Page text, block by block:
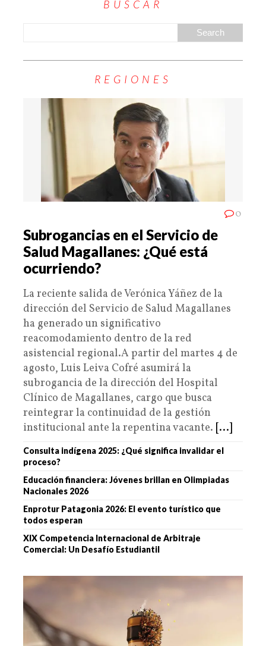
BUSCAR
REGIONES
0
Subrogancias en el Servicio de
Salud Magallanes: ¿Qué está
ocurriendo?
La reciente salida de Verónica Yáñez de la
dirección del Servicio de Salud Magallanes
ha generado un significativo
reacomodamiento dentro de la red
asistencial regional.A partir del martes 4 de
agosto, Luis Leiva Cofré asumirá la
subrogancia de la dirección del Hospital
Clínico de Magallanes, cargo que busca
reintegrar la continuidad de la gestión
institucional ante la repentina vacante. [...]
Consulta indígena 2025: ¿Qué significa invalidar el
proceso?
Educación financiera: Jóvenes brillan en Olimpiadas
Nacionales 2026
Enprotur Patagonia 2026: El evento turístico que
todos esperan
XIX Competencia Internacional de Arbitraje
Comercial: Un Desafío Estudiantil